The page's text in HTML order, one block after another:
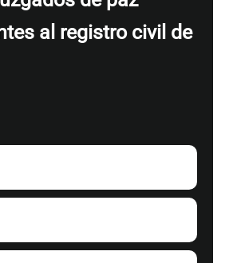
al registro civil de